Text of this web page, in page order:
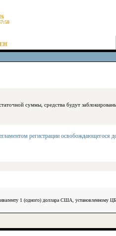
средства будут заблокированы сразу после отправки
регистрации освобождающегося
1 (одного) доллара США,